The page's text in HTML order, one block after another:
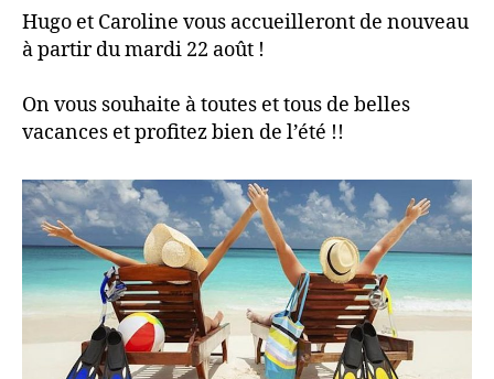
Hugo et Caroline vous accueilleront de nouveau
à partir du mardi 22 août !
On vous souhaite à toutes et tous de belles
vacances et profitez bien de l’été !!